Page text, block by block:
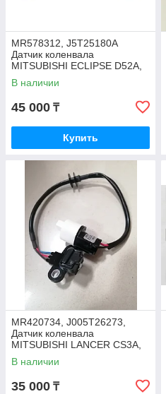
MR578312, J5T25180A
Датчик коленвала
MITSUBISHI ECLIPSE D52A,
GALANT EA3A, JAPAN
В наличии
45 000 ₸
Купить
MR420734, J005T26273,
Датчик коленвала
MITSUBISHI LANCER CS3A,
MITSUBISHI ELECTRIC,
JAPAN
В наличии
35 000 ₸